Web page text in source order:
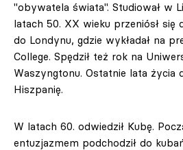
"obywatela świata". Studiował w
latach 50. XX wieku przeniósł się
do Londynu, gdzie wykładał na
College. Spędził też rok na
Waszyngtonu. Ostatnie lata życia
Hiszpanię.
W latach 60. odwiedził Kubę.
entuzjazmem podchodził do